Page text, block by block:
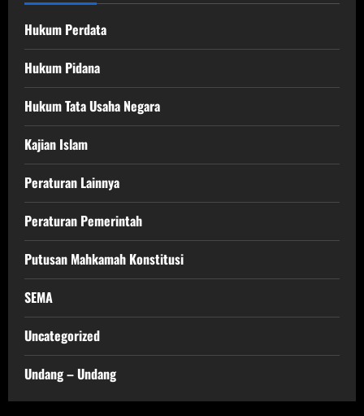
Hukum Perdata
Hukum Pidana
Hukum Tata Usaha Negara
Kajian Islam
Peraturan Lainnya
Peraturan Pemerintah
Putusan Mahkamah Konstitusi
SEMA
Uncategorized
Undang – Undang